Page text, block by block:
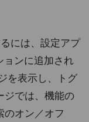
には、設定アプ
ョンに追加され
を表示し、トグ
ジでは、機能の
のオン／オフ